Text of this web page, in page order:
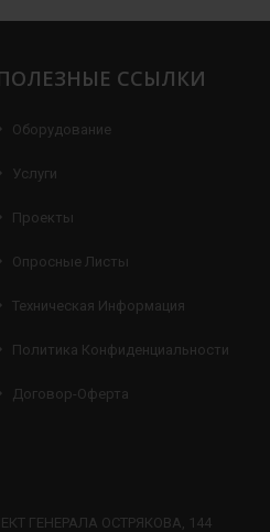
ССЫЛКИ
Оборудование
Услуги
Проекты
Опросные Листы
Техническая Информация
Политика Конфиденциальности
Договор-Оферта
ГЕНЕРАЛА ОСТРЯКОВА, 144